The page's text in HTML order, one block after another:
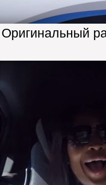
Оригинальный